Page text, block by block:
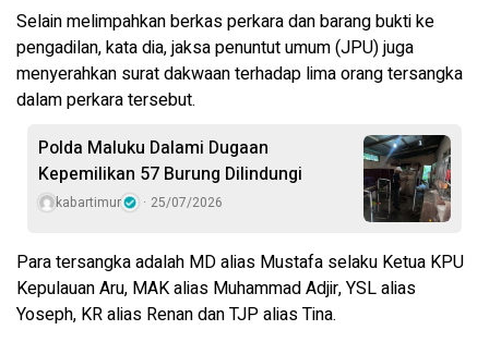
Selain melimpahkan berkas perkara dan barang bukti ke
pengadilan, kata dia, jaksa penuntut umum (JPU) juga
menyerahkan surat dakwaan terhadap lima orang tersangka
dalam perkara tersebut.
Polda Maluku Dalami Dugaan
Kepemilikan 57 Burung Dilindungi
kabartimur 25/07/2026
Para tersangka adalah MD alias Mustafa selaku Ketua KPU
Kepulauan Aru, MAK alias Muhammad Adjir, YSL alias
Yoseph, KR alias Renan dan TJP alias Tina.